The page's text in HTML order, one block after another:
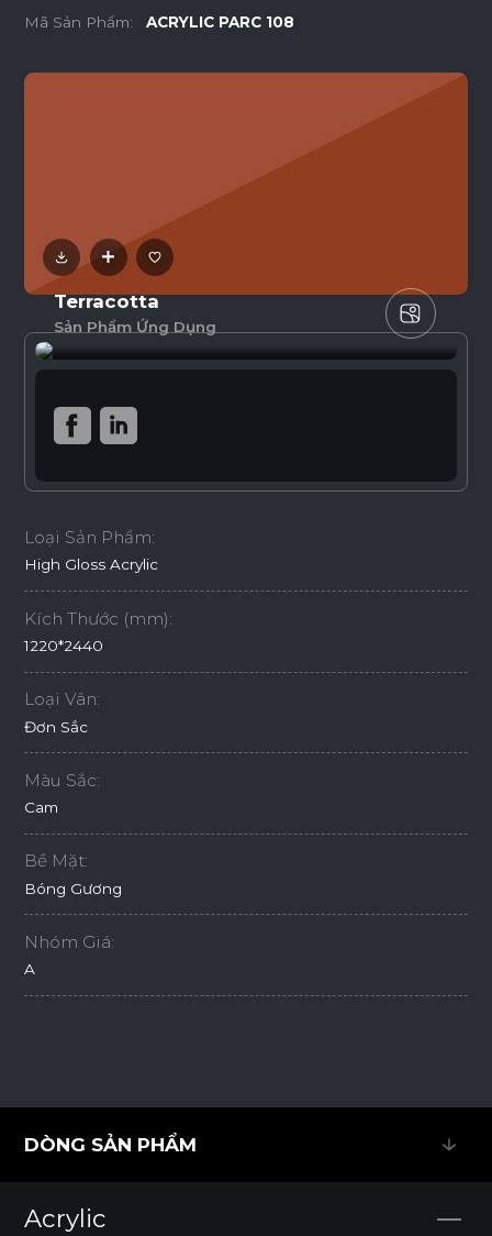
Mã Sản Phẩm: ACRYLIC PARC 108
Terracotta
Sản Phẩm Ứng Dụng
Loại Sản Phẩm:
High Gloss Acrylic
Kích Thước (mm):
1220*2440
Loại Vân:
Đơn Sắc
Màu Sắc:
Cam
Bề Mặt:
Bóng Gương
Nhóm Giá:
A
DÒNG SẢN PHẨM
Acrylic